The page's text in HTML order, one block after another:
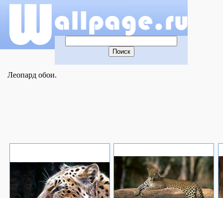
Леопард обои.